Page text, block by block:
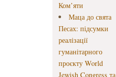
Ком’яти
Маца до свята
Песах: підсумки
реалізації
гуманітарного
проєкту World
Jewish Congress та